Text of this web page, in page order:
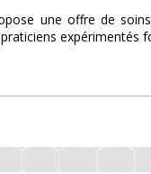
une offre de
expérimentés